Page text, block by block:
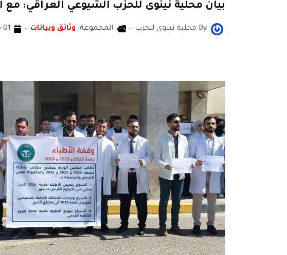
بيان محلية نينوى للحزب الشيوعي العراقي:
By محلية نينوى للحزب المجموعة: وثائق وبيانات 01 حزيران/يونيو 2026